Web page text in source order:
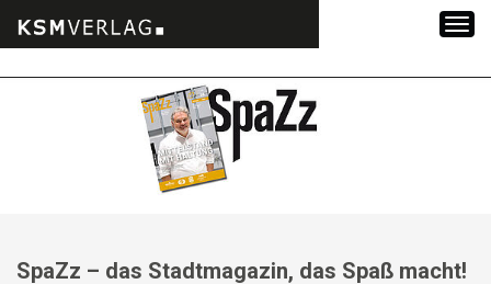
SpaZz – das Stadtmagazin, das Spaß macht!